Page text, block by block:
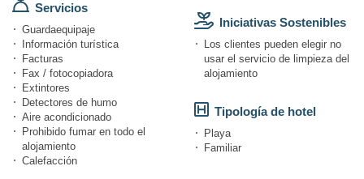
Servicios
Guardaequipaje
Información turística
Facturas
Fax / fotocopiadora
Extintores
Detectores de humo
Aire acondicionado
Prohibido fumar en todo el
alojamiento
Calefacción
Iniciativas Sostenibles
Los clientes pueden elegir no
usar el servicio de limpieza del
alojamiento
Tipología de hotel
Playa
Familiar